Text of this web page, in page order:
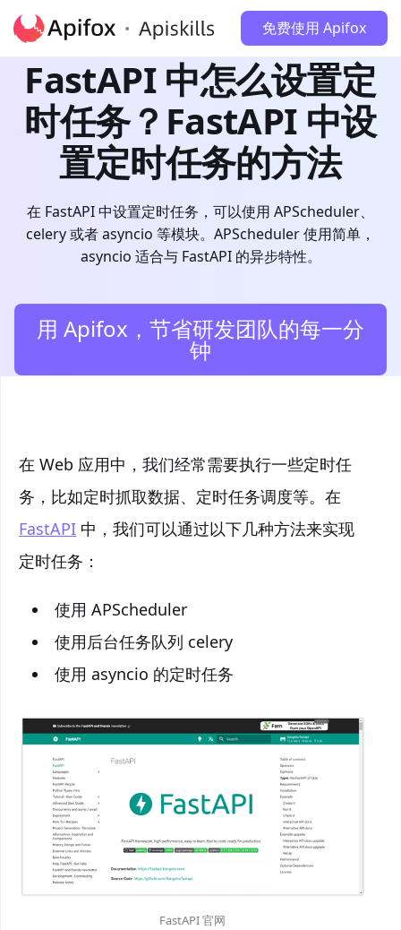
免费使用 Apifox
FastAPI 中怎么设置定
时任务？FastAPI 中设
置定时任务的方法
在 FastAPI 中设置定时任务，可以使用 APScheduler、
celery 或者 asyncio 等模块。APScheduler 使用简单，
asyncio 适合与 FastAPI 的异步特性。
用 Apifox，节省研发团队的每一分
钟
在 Web 应用中，我们经常需要执行一些定时任
务，比如定时抓取数据、定时任务调度等。在
FastAPI 中，我们可以通过以下几种方法来实现
定时任务：
使用 APScheduler
使用后台任务队列 celery
使用 asyncio 的定时任务
FastAPI 官网